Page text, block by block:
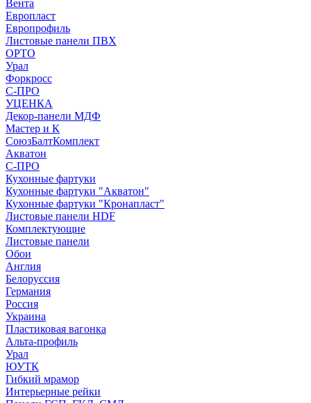
Вента
Европласт
Европрофиль
Листовые панели ПВХ
ОРТО
Урал
Форкросс
С-ПРО
УЦЕНКА
Декор-панели МДФ
Мастер и К
СоюзБалтКомплект
Акватон
С-ПРО
Кухонные фартуки
Кухонные фартуки "Акватон"
Кухонные фартуки "Кронапласт"
Листовые панели HDF
Комплектующие
Листовые панели
Обои
Англия
Белоруссия
Германия
Россия
Украина
Пластиковая вагонка
Альта-профиль
Урал
ЮУТК
Гибкий мрамор
Интерьерные рейки